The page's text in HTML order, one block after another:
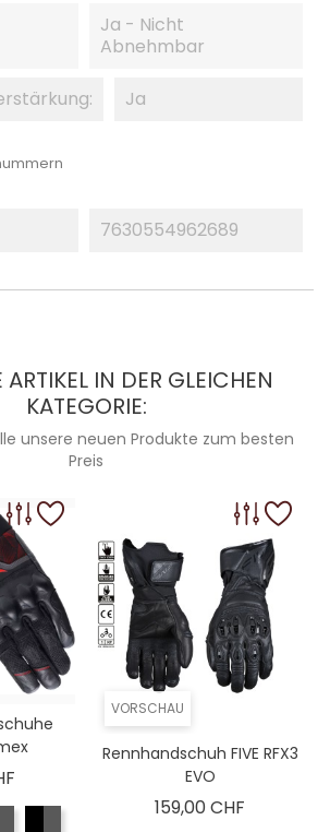
Ja - Nicht
Abnehmbar
Ja
7630554962689
IN DER GLEICHEN
KATEGORIE:
unsere neuen Produkte zum besten
Preis
Preis
VORSCHAU
Rennhandschuh FIVE RFX3
EVO
159,00 CHF